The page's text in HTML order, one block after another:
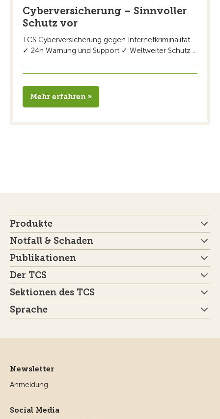
Cyberversicherung – Sinnvoller
Schutz vor
TCS Cyberversicherung gegen Internetkriminalität
✓ 24h Warnung und Support ✓ Weltweiter Schutz ...
Mehr erfahren »
Produkte
Notfall & Schaden
Publikationen
Der TCS
Sektionen des TCS
Sprache
Newsletter
Anmeldung
Social Media